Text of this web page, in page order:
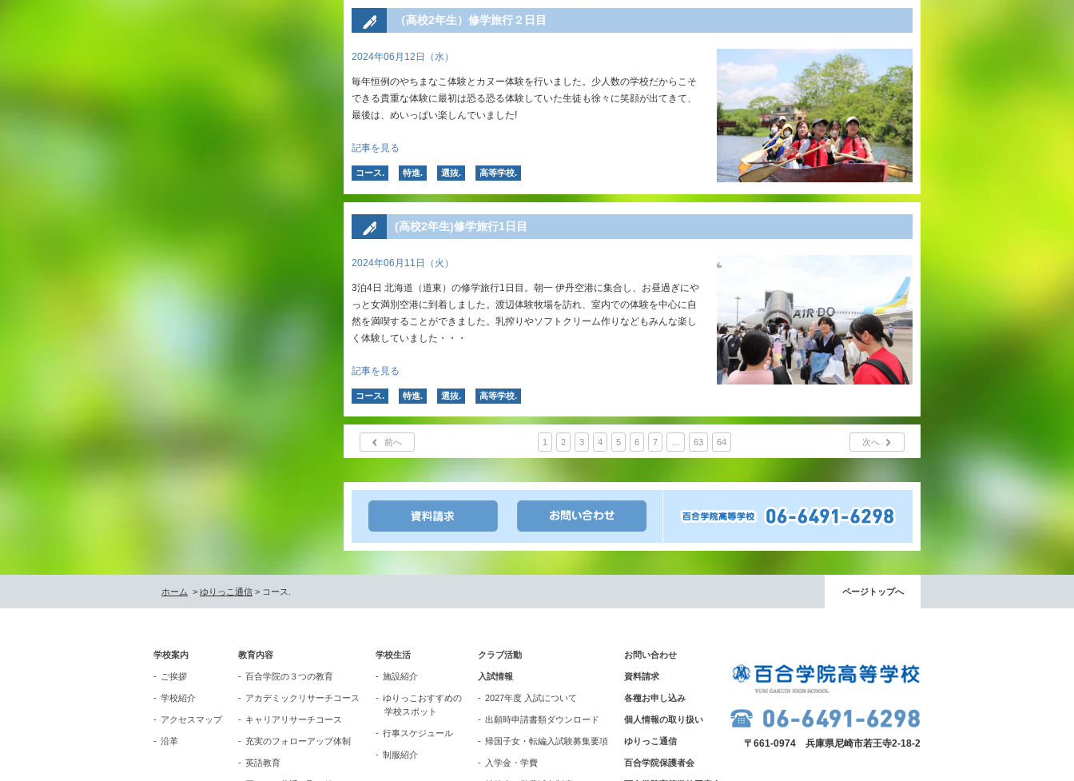
（高校2年生）修学旅行２日目
2024年06月12日（水）
毎年恒例のやちまなこ体験とカヌー体験を行いました。少人数の学校だからこそ
できる貴重な体験に最初は恐る恐る体験していた生徒も徐々に笑顔が出てきて、
最後は、めいっぱい楽しんでいました!
記事を見る
コース. 特進. 選抜. 高等学校.
(高校2年生)修学旅行1日目
2024年06月11日（火）
3泊4日 北海道（道東）の修学旅行1日目。朝一 伊丹空港に集合し、お昼過ぎにや
っと女満別空港に到着しました。渡辺体験牧場を訪れ、室内での体験を中心に自
然を満喫することができました。乳搾りやソフトクリーム作りなどもみんな楽し
く体験していました・・・
記事を見る
コース. 特進. 選抜. 高等学校.
前へ 1 2 3 4 5 6 7 63 64 次へ
ホーム > ゆりっこ通信 > コース. ページトップへ
学校案内
ご挨拶
学校紹介
アクセスマップ
沿革
教育内容
百合学院の３つの教育
アカデミックリサーチコース
キャリアリサーチコース
充実のフォローアップ体制
英語教育
学校生活
施設紹介
ゆりっこおすすめの
学校スポット
行事スケジュール
制服紹介
クラブ活動
入試情報
2027年度 入試について
出願時申請書類ダウンロード
帰国子女・転編入試験募集要項
入学金・学費
お問い合わせ
資料請求
各種お申し込み
個人情報の取り扱い
ゆりっこ通信
百合学院保護者会
〒661-0974 兵庫県尼崎市若王寺2-18-2